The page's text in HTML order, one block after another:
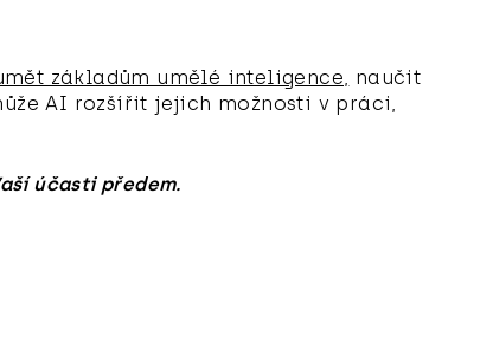
základům umělé inteligence,
naučit
AI rozšířit jejich možnosti v práci,
účasti předem.